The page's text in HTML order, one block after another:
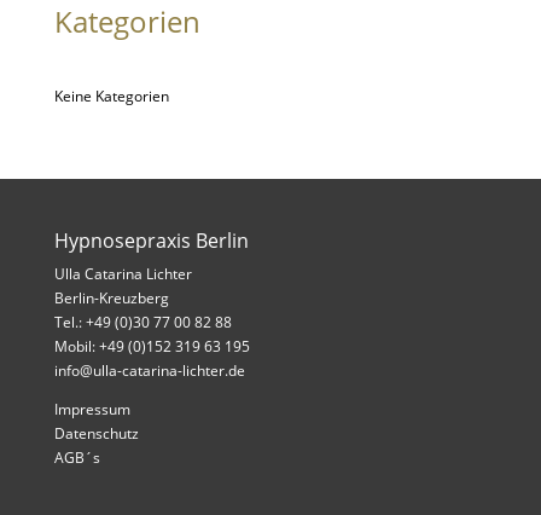
Kategorien
Keine Kategorien
Hypnosepraxis Berlin
Ulla Catarina Lichter
Berlin-Kreuzberg
Tel.: +49 (0)30 77 00 82 88
Mobil: +49 (0)152 319 63 195
info@ulla-catarina-lichter.de
Impressum
Datenschutz
AGB´s